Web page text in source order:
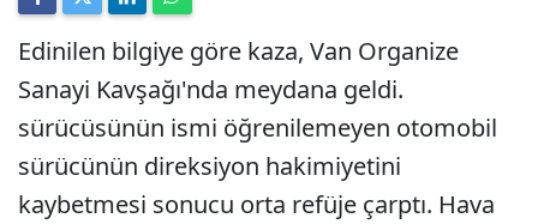
Edinilen bilgiye göre kaza, Van Organize
Sanayi Kavşağı'nda meydana geldi.
sürücüsünün ismi öğrenilemeyen otomobil
sürücünün direksiyon hakimiyetini
kaybetmesi sonucu orta refüje çarptı. Hava